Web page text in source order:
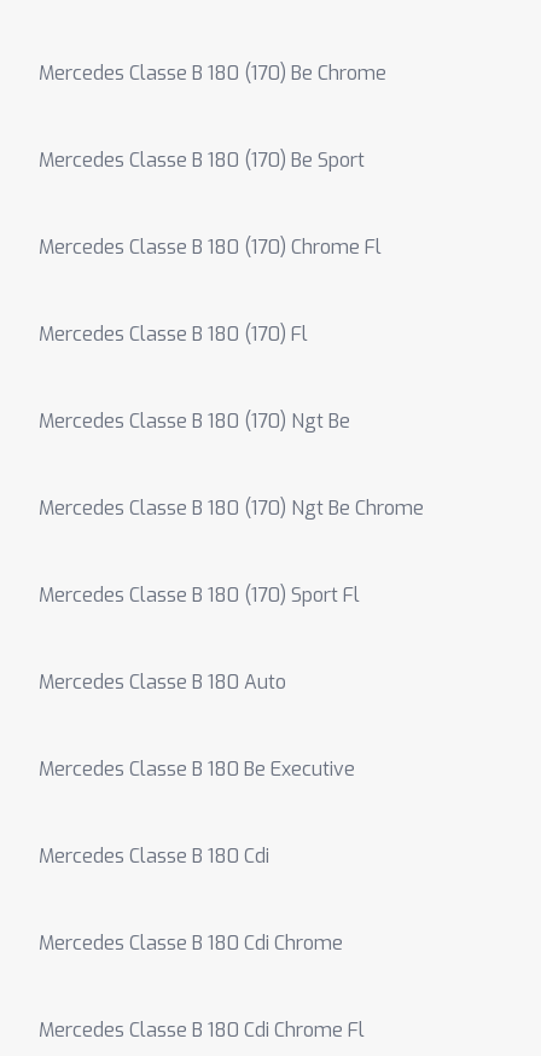
Mercedes Classe B 180 (170) Be Chrome
Mercedes Classe B 180 (170) Be Sport
Mercedes Classe B 180 (170) Chrome Fl
Mercedes Classe B 180 (170) Fl
Mercedes Classe B 180 (170) Ngt Be
Mercedes Classe B 180 (170) Ngt Be Chrome
Mercedes Classe B 180 (170) Sport Fl
Mercedes Classe B 180 Auto
Mercedes Classe B 180 Be Executive
Mercedes Classe B 180 Cdi
Mercedes Classe B 180 Cdi Chrome
Mercedes Classe B 180 Cdi Chrome Fl